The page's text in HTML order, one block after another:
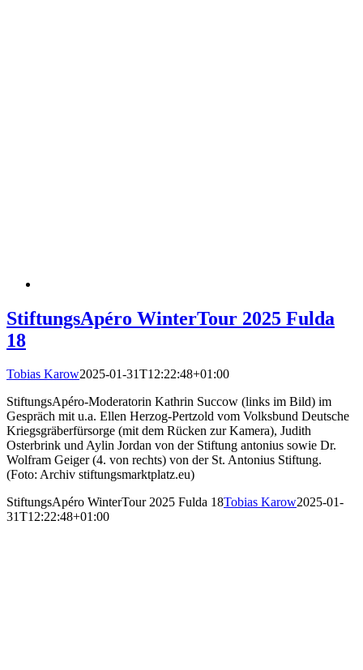
StiftungsApéro WinterTour 2025 Fulda
18
Tobias Karow2025-01-31T12:22:48+01:00
StiftungsApéro-Moderatorin Kathrin Succow (links im Bild) im
Gespräch mit u.a. Ellen Herzog-Pertzold vom Volksbund Deutsche
Kriegsgräberfürsorge (mit dem Rücken zur Kamera), Judith
Osterbrink und Aylin Jordan von der Stiftung antonius sowie Dr.
Wolfram Geiger (4. von rechts) von der St. Antonius Stiftung.
(Foto: Archiv stiftungsmarktplatz.eu)
StiftungsApéro WinterTour 2025 Fulda 18Tobias Karow2025-01-
31T12:22:48+01:00